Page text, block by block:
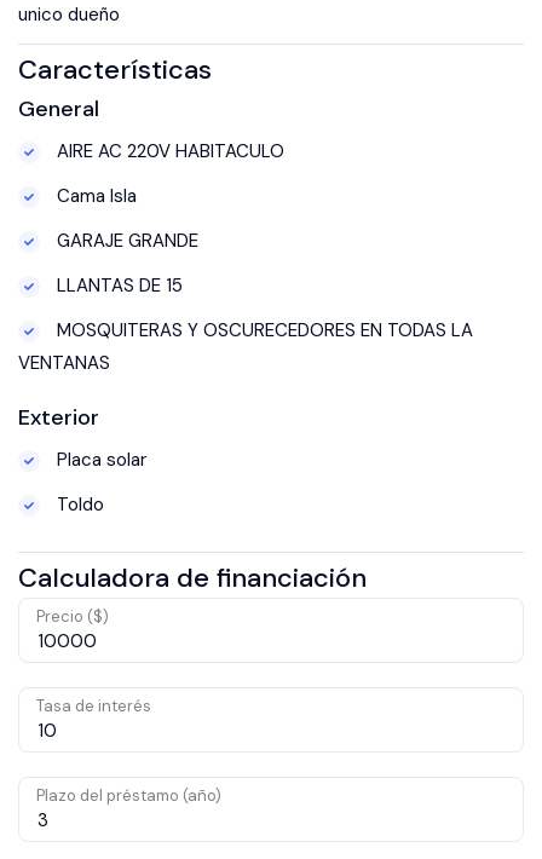
unico dueño
Características
General
AIRE AC 220V HABITACULO
Cama Isla
GARAJE GRANDE
LLANTAS DE 15
MOSQUITERAS Y OSCURECEDORES EN TODAS LA
VENTANAS
Exterior
Placa solar
Toldo
Calculadora de financiación
Precio ($)
Tasa de interés
Plazo del préstamo (año)